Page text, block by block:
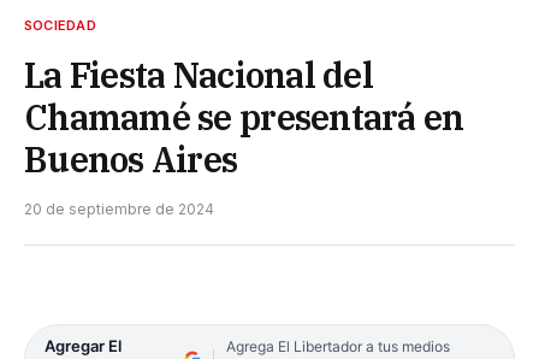
SOCIEDAD
La Fiesta Nacional del
Chamamé se presentará en
Buenos Aires
20 de septiembre de 2024
Agregar El
Agrega El Libertador a tus medios